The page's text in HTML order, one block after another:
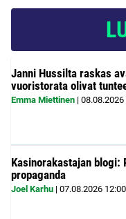
Janni Hussilta raskas
vuoristorata olivat
Emma Miettinen | 08.08.2026
Kasinorakastajan blogi:
propaganda
Joel Karhu | 07.08.2026 12:00